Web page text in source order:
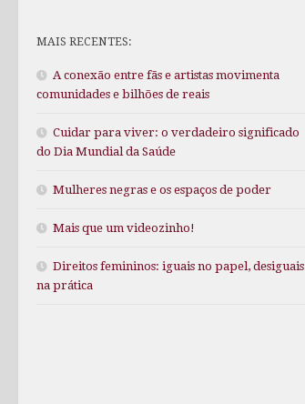
MAIS RECENTES:
A conexão entre fãs e artistas movimenta
comunidades e bilhões de reais
Cuidar para viver: o verdadeiro significado
do Dia Mundial da Saúde
Mulheres negras e os espaços de poder
Mais que um videozinho!
Direitos femininos: iguais no papel, desiguais
na prática